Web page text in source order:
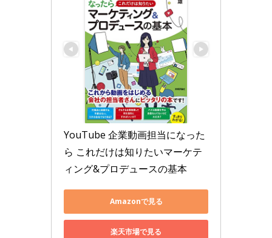
YouTube 企業動画担当になった
ら これだけは知りたいマーケテ
ィング&プロデュースの基本
Amazonで見る
楽天市場で見る